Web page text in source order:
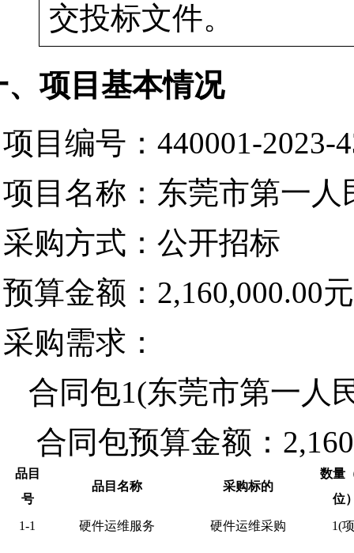
交投标文件。
、项目基本情况
项目编号：440001-2023-
项目名称：东莞市第一
采购方式：公开招标
预算金额：2,160,000.00元
采购需求：
合同包1(东莞市第一人
合同包预算金额：
品目
号
品目名称 采购标的
数量
位
1-1
硬件运维服务 硬件运维采购 1(